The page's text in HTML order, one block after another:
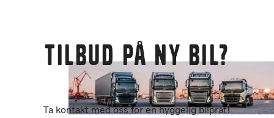
Tilbud på ny bil?
Ta kontakt med oss for en hyggelig bilprat!